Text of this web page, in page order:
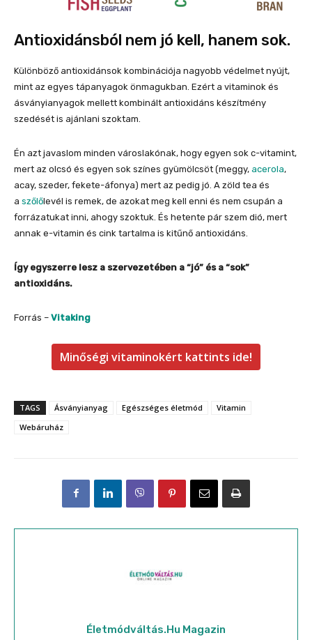
Antioxidánsból nem jó kell, hanem sok.
Különböző antioxidánsok kombinációja nagyobb védelmet nyújt,
mint az egyes tápanyagok önmagukban. Ezért a vitaminok és
ásványianyagok mellett kombinált antioxidáns készítmény
szedését is ajánlani szoktam.
Én azt javaslom minden városlakónak, hogy egyen sok c-vitamint,
mert az olcsó és egyen sok színes gyümölcsöt (meggy, acerola,
acay, szeder, fekete-áfonya) mert az pedig jó. A zöld tea és
a szőlőlevél is remek, de azokat meg kell enni és nem csupán a
forrázatukat inni, ahogy szoktuk. És hetente pár szem dió, mert
annak e-vitamin és cink tartalma is kitűnő antioxidáns.
Így egyszerre lesz a szervezetében a “jó” és a “sok”
antioxidáns.
Forrás – Vitaking
Minőségi vitaminokért kattints ide!
TAGS Ásványianyag Egészséges életmód
Vitamin
Webáruház
Életmódváltás.hu Magazin